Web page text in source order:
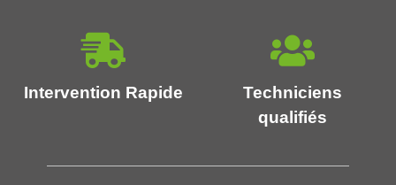
Intervention Rapide
Techniciens
qualifiés